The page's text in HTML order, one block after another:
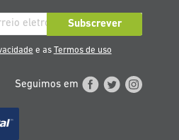
Subscrever
e as Termos de uso
Seguimos em